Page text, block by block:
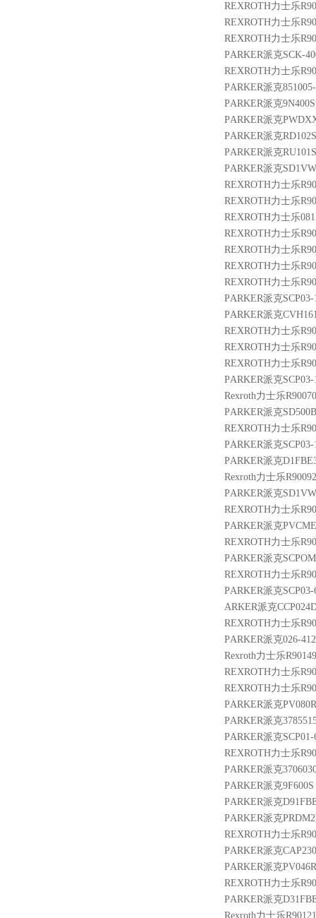
REXROTH力士乐
REXROTH力士乐
REXROTH力士乐
PARKER派克SCK-
REXROTH力士乐
PARKER派克
PARKER派克9N400S
PARKER派克
PARKER派克
PARKER派克
PARKER派克
REXROTH力士乐
REXROTH力士乐
REXROTH力士乐
REXROTH力士乐
REXROTH力士乐
REXROTH力士乐
REXROTH力士乐
PARKER派克SCP03-
PARKER派克
REXROTH力士乐
REXROTH力士乐
REXROTH力士乐
PARKER派克SCP03-
Rexroth力士乐
PARKER派克
REXROTH力士乐
PARKER派克SCP03-
PARKER派克
Rexroth力士乐
PARKER派克
REXROTH力士乐
PARKER派克
REXROTH力士乐
PARKER派克
REXROTH力士乐
PARKER派克SCP03-
ARKER派克
REXROTH力士乐
PARKER派克026-
Rexroth力士乐
REXROTH力士乐
REXROTH力士乐
PARKER派克
PARKER派克
PARKER派克SCP01-
REXROTH力士乐
PARKER派克
PARKER派克9F600S
PARKER派克
PARKER派克
REXROTH力士乐
PARKER派克
PARKER派克
REXROTH力士乐
PARKER派克
Rexroth力士乐